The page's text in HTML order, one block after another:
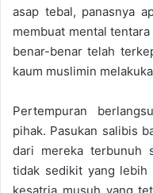
asap tebal, panasnya
membuat mental
benar-benar telah
kaum muslimin
Pertempuran
pihak. Pasukan salibis
dari mereka terbunuh
tidak sedikit yang lebih